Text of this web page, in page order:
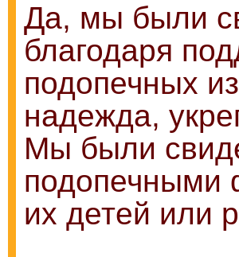
Да, мы были
благодаря
подопечных
надежда,
Мы были
подопечными
их детей или